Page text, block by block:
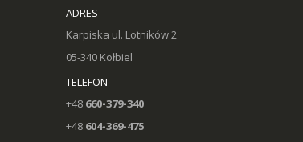
ADRES
Karpiska ul. Lotników 2
05-340 Kołbiel
TELEFON
+48 660-379-340
+48 604-369-475